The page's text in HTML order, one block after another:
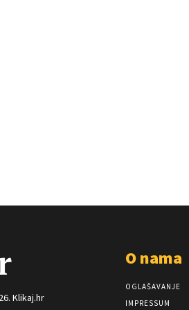
Klikaj.hr
O nama
OGLAŠAVANJE
IMPRESSUM